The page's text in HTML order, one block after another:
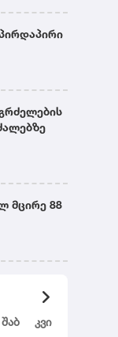
მცირე 88
შაბ კვი